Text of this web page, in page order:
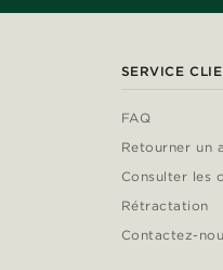
SERVICE
FAQ
Retourner un
Consulter les
Rétractation
Contactez-